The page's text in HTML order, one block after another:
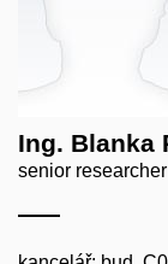
Ing. Blanka
senior